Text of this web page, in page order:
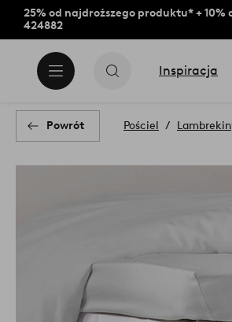
25% od najdroższego produktu* +
424882
Inspiracja
Powrót Pościel